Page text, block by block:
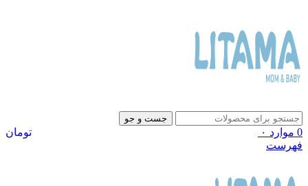
جست و جو
0 موارد ۰
تومان
فهرست